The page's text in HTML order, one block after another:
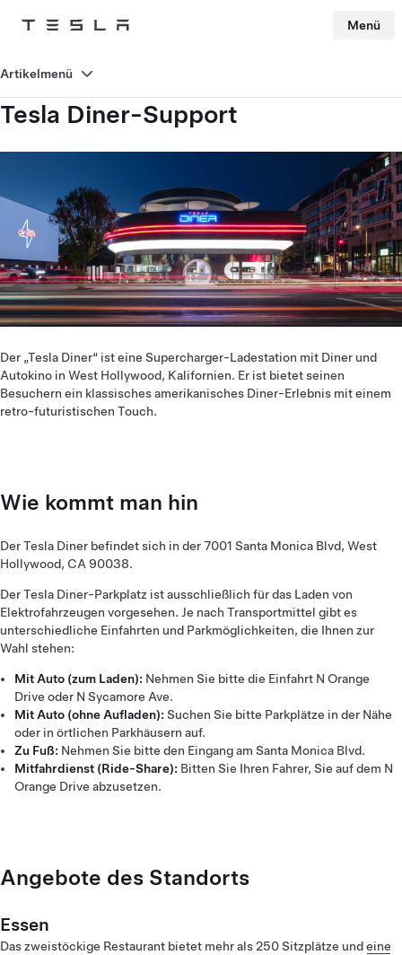
Tesla Menü
Tesla Diner-Support
Der „Tesla Diner“ ist eine Supercharger-Ladestation mit Diner und
Autokino in West Hollywood, Kalifornien. Er ist bietet seinen
Besuchern ein klassisches amerikanisches Diner-Erlebnis mit einem
retro-futuristischen Touch.
Wie kommt man hin
Der Tesla Diner befindet sich in der 7001 Santa Monica Blvd, West
Hollywood, CA 90038.
Der Tesla Diner-Parkplatz ist ausschließlich für das Laden von
Elektrofahrzeugen vorgesehen. Je nach Transportmittel gibt es
unterschiedliche Einfahrten und Parkmöglichkeiten, die Ihnen zur
Wahl stehen:
Mit Auto (zum Laden): Nehmen Sie bitte die Einfahrt N Orange
Drive oder N Sycamore Ave.
Mit Auto (ohne Aufladen): Suchen Sie bitte Parkplätze in der Nähe
oder in örtlichen Parkhäusern auf.
Zu Fuß: Nehmen Sie bitte den Eingang am Santa Monica Blvd.
Mitfahrdienst (Ride-Share): Bitten Sie Ihren Fahrer, Sie auf dem N
Orange Drive abzusetzen.
Angebote des Standorts
Essen
Das zweistöckige Restaurant bietet mehr als 250 Sitzplätze undeine
Artikelmenü